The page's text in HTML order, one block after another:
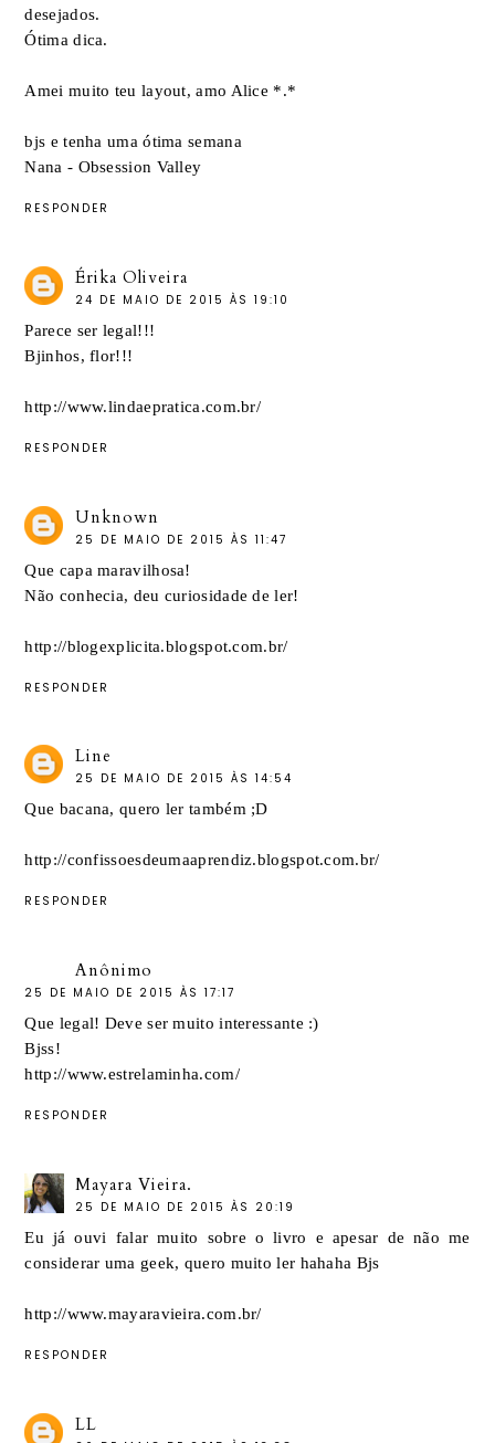
desejados.
Ótima dica.
Amei muito teu layout, amo Alice *.*
bjs e tenha uma ótima semana
Nana - Obsession Valley
RESPONDER
Érika Oliveira
24 DE MAIO DE 2015 ÀS 19:10
Parece ser legal!!!
Bjinhos, flor!!!
http://www.lindaepratica.com.br/
RESPONDER
Unknown
25 DE MAIO DE 2015 ÀS 11:47
Que capa maravilhosa!
Não conhecia, deu curiosidade de ler!
http://blogexplicita.blogspot.com.br/
RESPONDER
Line
25 DE MAIO DE 2015 ÀS 14:54
Que bacana, quero ler também ;D
http://confissoesdeumaaprendiz.blogspot.com.br/
RESPONDER
Anônimo
25 DE MAIO DE 2015 ÀS 17:17
Que legal! Deve ser muito interessante :)
Bjss!
http://www.estrelaminha.com/
RESPONDER
Mayara Vieira.
25 DE MAIO DE 2015 ÀS 20:19
Eu já ouvi falar muito sobre o livro e apesar de não me
considerar uma geek, quero muito ler hahaha Bjs
http://www.mayaravieira.com.br/
RESPONDER
LL